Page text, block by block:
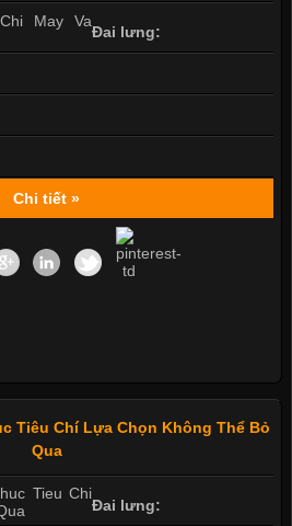
Đai lưng:
Chi tiết »
Tiêu Chí Lựa Chọn Không Thể Bỏ
Qua
Đai lưng: